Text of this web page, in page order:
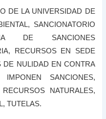
DE LA UNIVERSIDAD DE
SANCIONATORIO
DE SANCIONES
RECURSOS EN SEDE
DE NULIDAD EN CONTRA
SANCIONES,
NATURALES,
TUTELAS.